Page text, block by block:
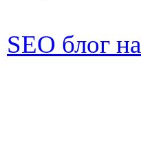
SEO блог